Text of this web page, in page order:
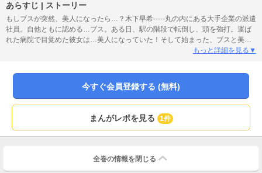
あらすじ | ストーリー
もしブスが突然、美人になったら…？木下早希-----丸の内にある大手企業の派遣
社員。自他ともに認める…ブス。ある日、駅の階段で転倒し、頭を強打。運ば
れた病院で目覚めた彼女は…美人になっていた！そして始まった、ブスと美人
が入れ替わる日々。二人の木下を使い分けながら、彼女は本当のブス格差を知
もっと詳細を見る▼
今すぐ会員登録する (無料)
まんがレポを見る 1件
全巻の情報を 閉じる